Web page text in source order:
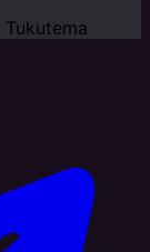
Tukutema